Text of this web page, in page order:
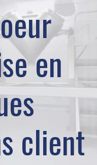
en
client